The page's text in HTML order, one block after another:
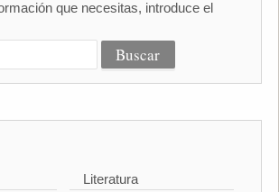
que necesitas, introduce el
Literatura